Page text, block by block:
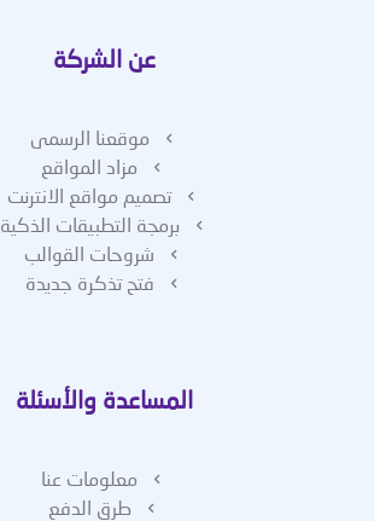
عن الشركة
موقعنا الرسمى
مزاد المواقع
تصميم مواقع الانترنت
برمجة التطبيقات الذكية
شروحات القوالب
فتح تذكرة جديدة
المساعدة والأسئلة
معلومات عنا
طرق الدفع